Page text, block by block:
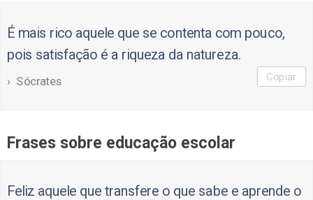
É mais rico aquele que se contenta com pouco,
pois satisfação é a riqueza da natureza.
Sócrates Copiar
Frases sobre educação escolar
Feliz aquele que transfere o que sabe e aprende o